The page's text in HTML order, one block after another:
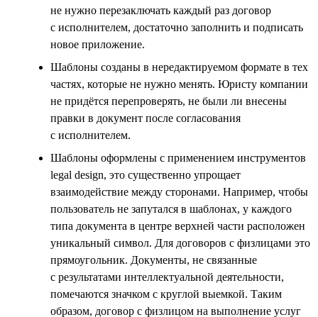
не нужно перезаключать каждый раз договор
с исполнителем, достаточно заполнить и подписать
новое приложение.
Шаблоны созданы в нередактируемом формате в тех
частях, которые не нужно менять. Юристу компании
не придётся перепроверять, не были ли внесены
правки в документ после согласования
с исполнителем.
Шаблоны оформлены с применением инструментов
legal design, это существенно упрощает
взаимодействие между сторонами. Например, чтобы
пользователь не запутался в шаблонах, у каждого
типа документа в центре верхней части расположен
уникальный символ. Для договоров с физлицами это
прямоугольник. Документы, не связанные
с результатами интеллектуальной деятельности,
помечаются значком с круглой выемкой. Таким
образом, договор с физлицом на выполнение услуг